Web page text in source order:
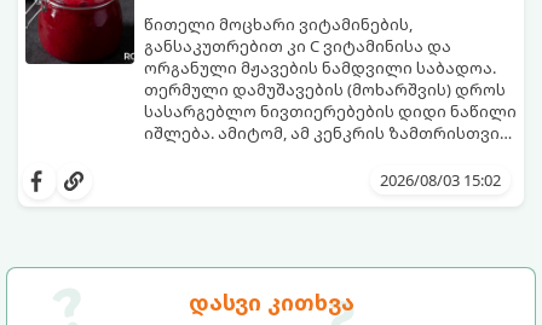
დასვი კითხვა
წითელი მოცხარი ვიტამინების,
განსაკუთრებით კი C ვიტამინისა და
ორგანული მჟავების ნამდვილი საბადოა.
თერმული დამუშავების (მოხარშვის) დროს
სასარგებლო ნივთიერებების დიდი ნაწილი
იშლება. ამიტომ, ამ კენკრის ზამთრისთვის
მომზადებაა - მოხარშვის გარეშე.
ბუნებრივ, კაშკაშა გემოს, არომატს და
2026/08/03 15:02